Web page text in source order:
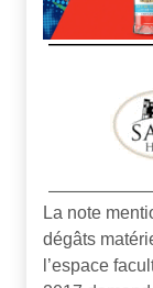
La note
dégâts
l’espace